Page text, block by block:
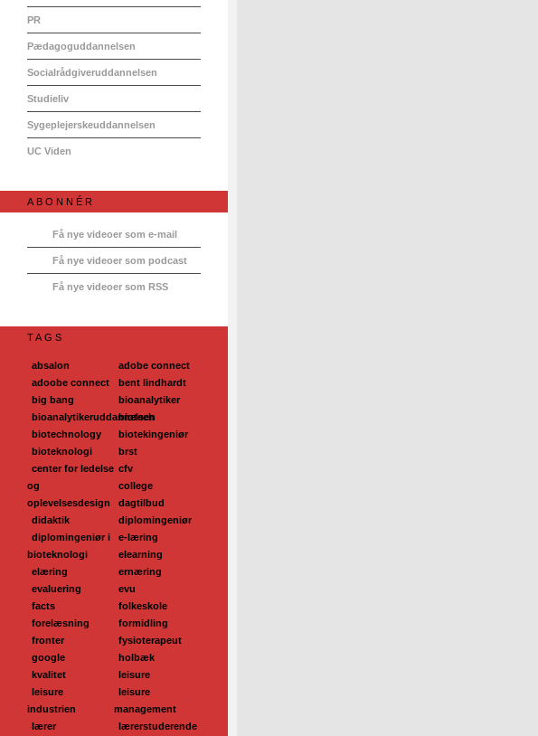
PR
Pædagoguddannelsen
Socialrådgiveruddannelsen
Studieliv
Sygeplejerskeuddannelsen
UC Viden
ABONNÉR
Få nye videoer som e-mail
Få nye videoer som podcast
Få nye videoer som RSS
TAGS
absalon
adobe connect
adoobe connect
bent lindhardt
big bang
bioanalytiker
bioanalytikeruddannelsen
biotech
biotechnology
biotekingeniør
bioteknologi
brst
center for ledelse
og
oplevelsesdesign
cfv
college
dagtilbud
didaktik
diplomingeniør
diplomingeniør i
bioteknologi
e-læring
elearning
elæring
ernæring
evaluering
evu
facts
folkeskole
forelæsning
formidling
fronter
fysioterapeut
google
holbæk
kvalitet
leisure
leisure
industrien
leisure
management
lærer
lærerstuderende